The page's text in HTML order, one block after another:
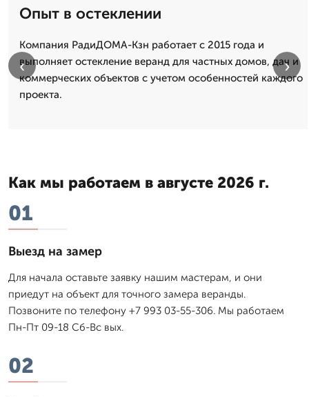
Опыт в остеклении
Компания РадиДОМА-Кзн работает с 2015 года и
выполняет остекление веранд для частных домов, дач и
коммерческих объектов с учетом особенностей каждого
проекта.
‹ ›
Как мы работаем в августе 2026 г.
01
Выезд на замер
Для начала оставьте заявку нашим мастерам, и они
приедут на объект для точного замера веранды.
Позвоните по телефону +7 993 03-55-306. Мы работаем
Пн-Пт 09-18 Сб-Вс вых.
02